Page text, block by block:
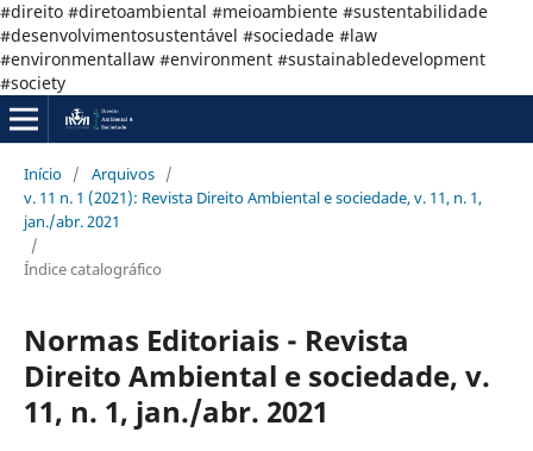
#direito #diretoambiental #meioambiente #sustentabilidade
#desenvolvimentosustentável #sociedade #law
#environmentallaw #environment #sustainabledevelopment
#society
Início / Arquivos /
v. 11 n. 1 (2021): Revista Direito Ambiental e sociedade, v. 11, n. 1,
jan./abr. 2021
/
Índice catalográfico
Normas Editoriais - Revista
Direito Ambiental e sociedade, v.
11, n. 1, jan./abr. 2021